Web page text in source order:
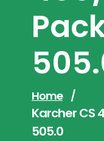
Home /
Karcher CS
505.0